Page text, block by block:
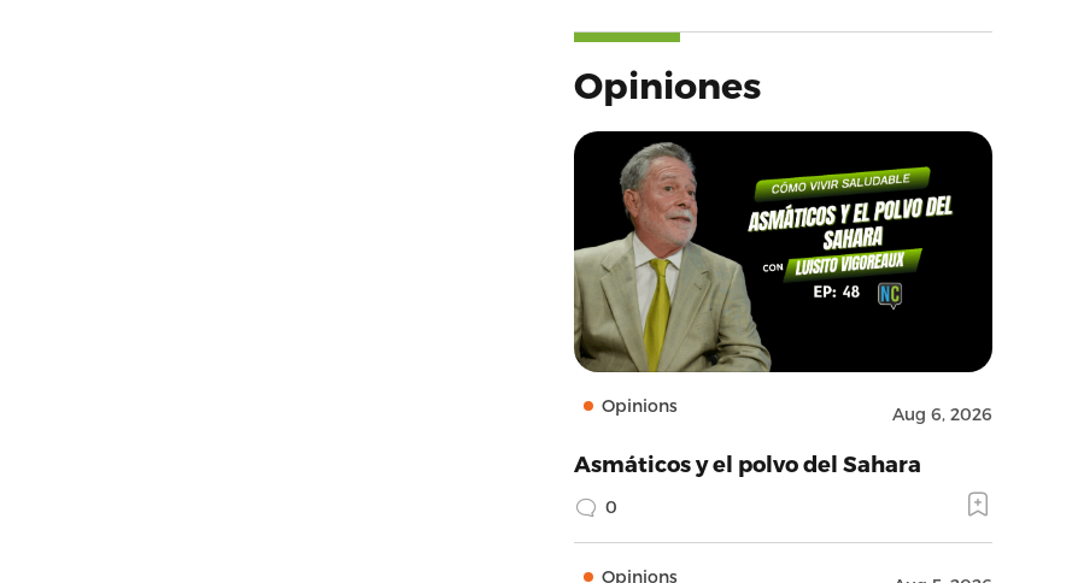
Opiniones
Opinions Aug 6, 2026
Asmáticos y el polvo del Sahara
0
Opinions